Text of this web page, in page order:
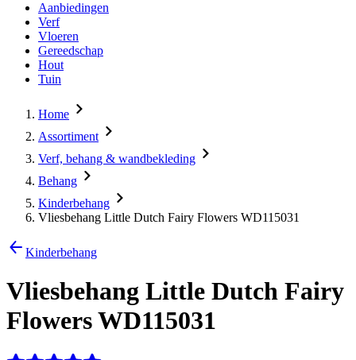
Aanbiedingen
Verf
Vloeren
Gereedschap
Hout
Tuin
Home
Assortiment
Verf, behang & wandbekleding
Behang
Kinderbehang
Vliesbehang Little Dutch Fairy Flowers WD115031
Kinderbehang
Vliesbehang Little Dutch Fairy
Flowers WD115031